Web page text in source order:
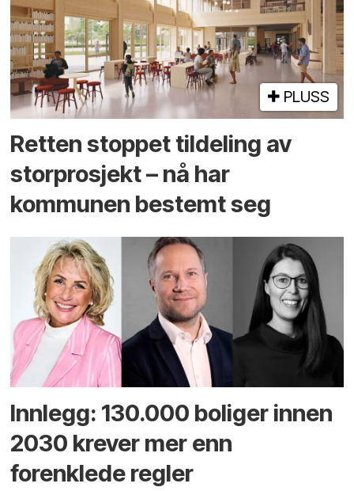
PLUSS
Retten stoppet tildeling av
storprosjekt – nå har
kommunen bestemt seg
Innlegg: 130.000 boliger innen
2030 krever mer enn
forenklede regler